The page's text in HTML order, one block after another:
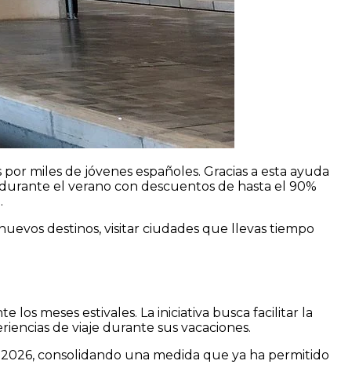
miles de jóvenes españoles. Gracias a esta ayuda
el verano con descuentos de hasta el 90%
destinos, visitar ciudades que llevas tiempo
meses estivales. La iniciativa busca facilitar la
de viaje durante sus vacaciones.
consolidando una medida que ya ha permitido